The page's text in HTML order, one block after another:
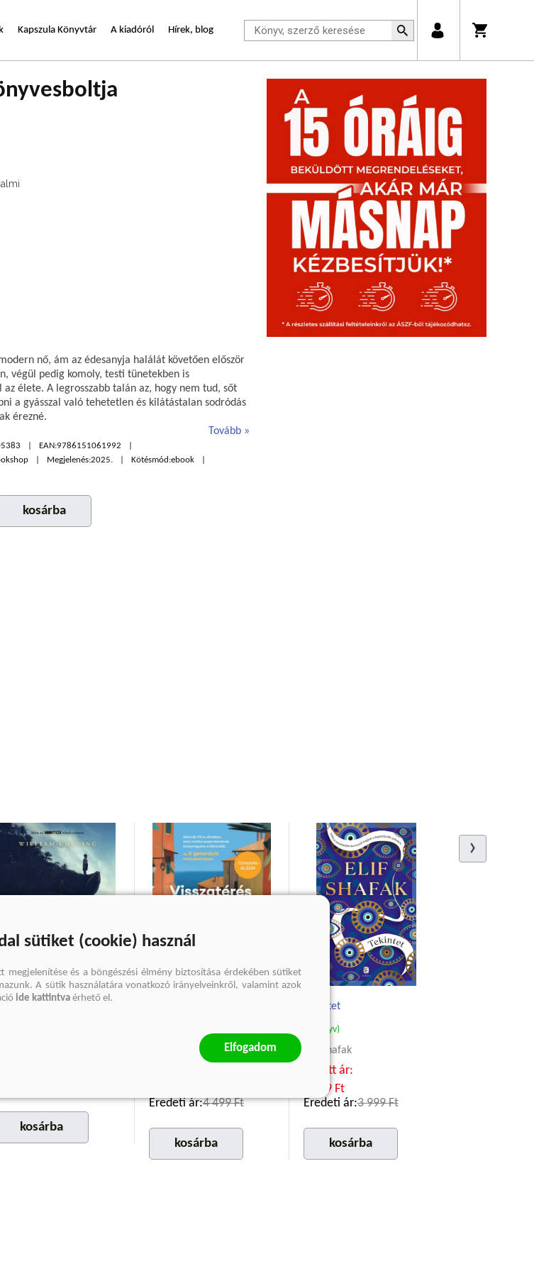
Kapszula Könyvtár A kiadóról Hírek, blog
nő, ám az édesanyja halálát követően először
végül pedig komoly, testi tünetekben is
élete. A legrosszabb talán az, hogy nem tud, sőt
a gyásszal való tehetetlen és kilátástalan sodródás
érezné.
Tovább
EAN:9786151061992
Megjelenés:2025. Kötésmód:ebook
kosárba
kosárba
Federica Manzon
Eredeti ár:4 499 Ft
kosárba
Tekintet
(E-könyv)
Elif Shafak
Kötött ár:
3 599 Ft
Eredeti ár:3 999 Ft
kosárba
sütiket (cookie) használ
megjelenítése és a böngészési élmény biztosítása érdekében sütiket
A sütik használatára vonatkozó irányelveinkről, valamint azok
ide kattintva érhető el.
Elfogadom